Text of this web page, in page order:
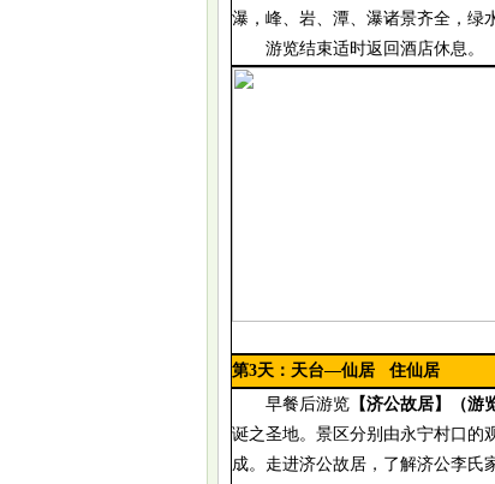
瀑，峰、岩、潭、瀑诸景齐全，绿
游览结束适时返回酒店休息。
第3天： 天台—仙居 住仙居
早餐后游览 【济公故居】（游
诞之圣地。景区分别由永宁村口的
成。走进济公故居，了解济公李氏